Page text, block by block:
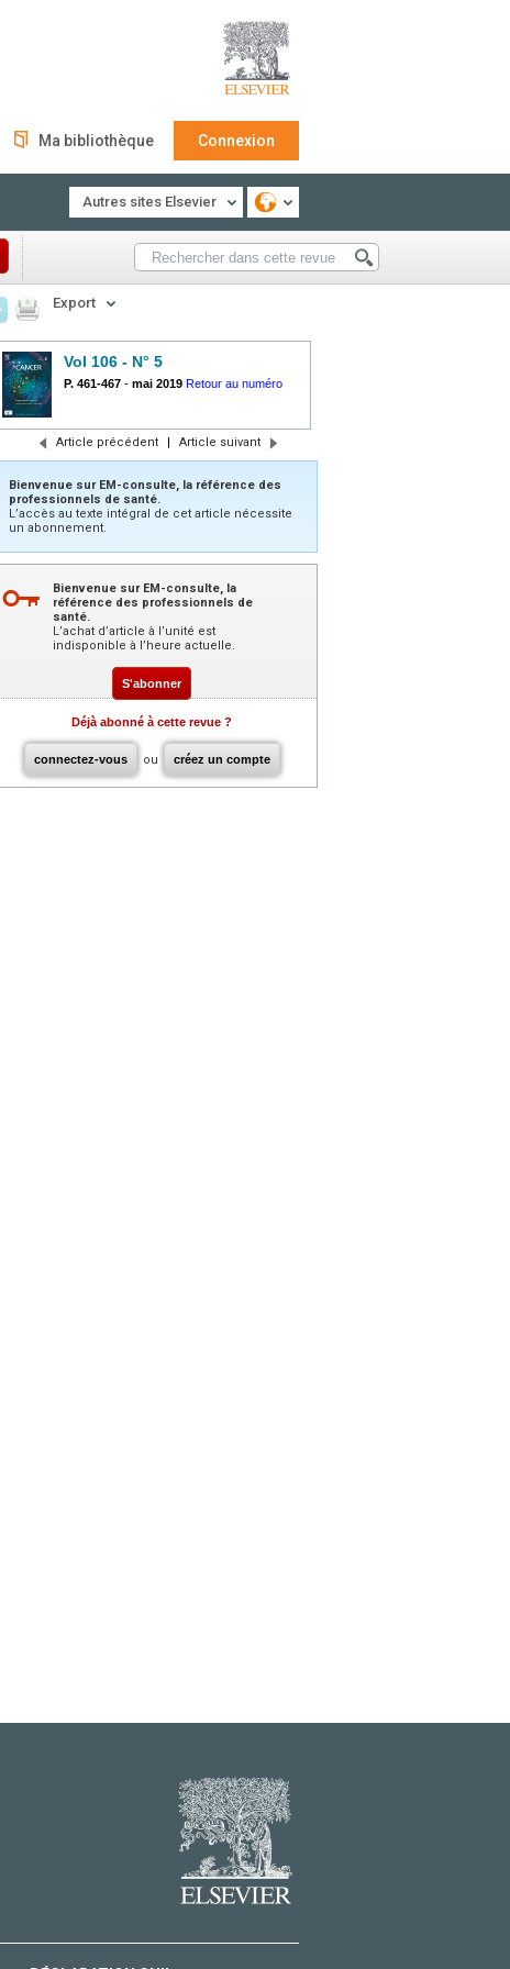
Ma bibliothèque Connexion
Autres sites Elsevier
Export
Vol 106 - N° 5
P. 461-467 - mai 2019 Retour au numéro
Article précédent | Article suivant
Bienvenue sur EM-consulte, la référence des
professionnels de santé.
L’accès au texte intégral de cet article nécessite
un abonnement.
Bienvenue sur EM-consulte, la
référence des professionnels de
santé.
L’achat d’article à l’unité est
indisponible à l’heure actuelle.
S'abonner
Déjà abonné à cette revue ?
connectez-vous ou créez un compte